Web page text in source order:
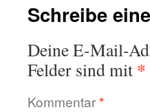
Schreibe
Deine E-Mail-
Felder sind mit *
Kommentar*